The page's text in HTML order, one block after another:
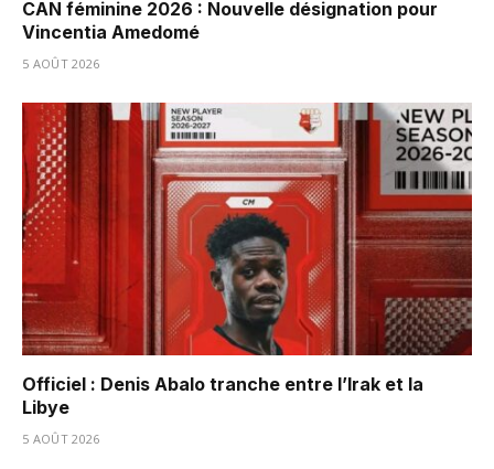
CAN féminine 2026 : Nouvelle désignation pour
Vincentia Amedomé
5 AOÛT 2026
Officiel : Denis Abalo tranche entre l’Irak et la
Libye
5 AOÛT 2026